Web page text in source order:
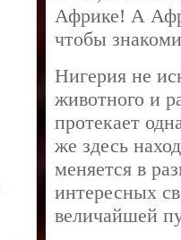
Африке! А
чтобы
Нигерия не
животного и
протекает
же здесь
меняется в
интересных
величайшей